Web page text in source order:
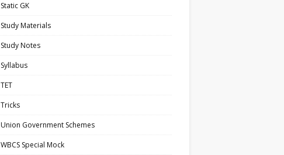
Static GK
Study Materials
Study Notes
Syllabus
TET
Tricks
Union Government Schemes
WBCS Special Mock